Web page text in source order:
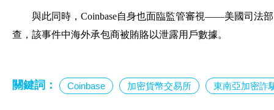
與此同時，Coinbase自身也面臨監管審視——美國司法
查，該事件中海外承包商被賄賂以泄露用戶數據。
關鍵詞： Coinbase 加密貨幣交易所 東南亞加密詐